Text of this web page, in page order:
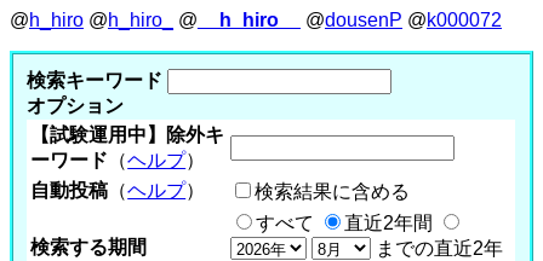
@h_hiro @h_hiro_ @ __h_hiro__ @dousenP @k000072
検索キーワード
オプション
【試験運用中】除外キ
ーワード （ヘルプ）
自動投稿 （ヘルプ） 検索結果に含める
検索する期間
すべて
直近2年間
までの直近2年